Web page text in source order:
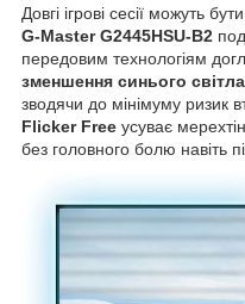
Довгі ігрові сесії можуть
G-Master G2445HSU-B2
передовим технологіям
зменшення синього світла
зводячи до мінімуму ризик
Flicker Free усуває
без головного болю навіть